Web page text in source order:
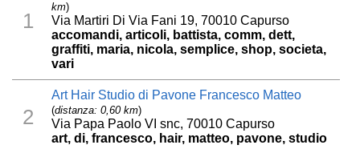
1
km)
Via Martiri Di Via Fani 19, 70010 Capurso
accomandi, articoli, battista, comm, dett,
graffiti, maria, nicola, semplice, shop, societa,
vari
2
Art Hair Studio di Pavone Francesco Matteo
(distanza: 0,60 km)
Via Papa Paolo VI snc, 70010 Capurso
art, di, francesco, hair, matteo, pavone, studio